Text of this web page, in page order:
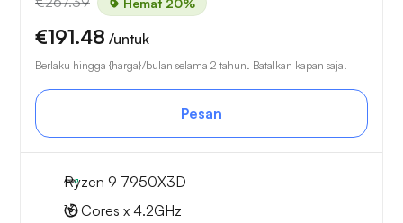
€191.48 /untuk
Berlaku hingga {harga}/bulan selama 2 tahun. Batalkan kapan saja.
Pesan
Ryzen 9 7950X3D
16 Cores x 4.2GHz